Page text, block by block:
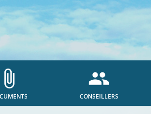
attach_file people
CONSEILLERS